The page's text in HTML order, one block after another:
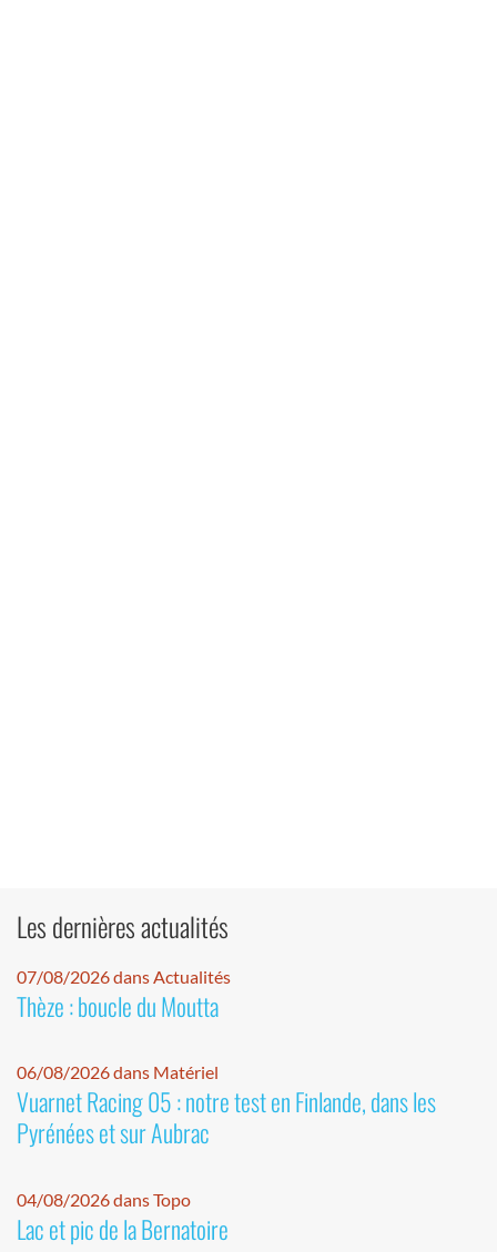
Les dernières actualités
07/08/2026 dans Actualités
Thèze : boucle du Moutta
06/08/2026 dans Matériel
Vuarnet Racing 05 : notre test en Finlande, dans les
Pyrénées et sur Aubrac
04/08/2026 dans Topo
Lac et pic de la Bernatoire